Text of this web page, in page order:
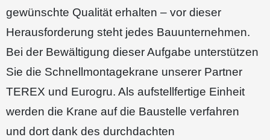
gewünschte Qualität erhalten – vor dieser
Herausforderung steht jedes Bauunternehmen.
Bei der Bewältigung dieser Aufgabe unterstützen
Sie die Schnellmontagekrane unserer Partner
TEREX und Eurogru. Als aufstellfertige Einheit
werden die Krane auf die Baustelle verfahren
und dort dank des durchdachten